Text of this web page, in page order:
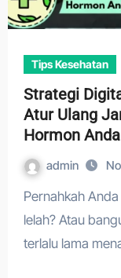
Tips Kesehatan
Strategi
Atur Ulang
Hormon Anda
admin
Pernahkah Anda merasa sulit tidur meskipun sudah
lelah? Atau
terlalu lama